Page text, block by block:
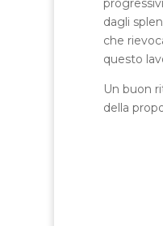
dagli
che
questo
Un buon
della